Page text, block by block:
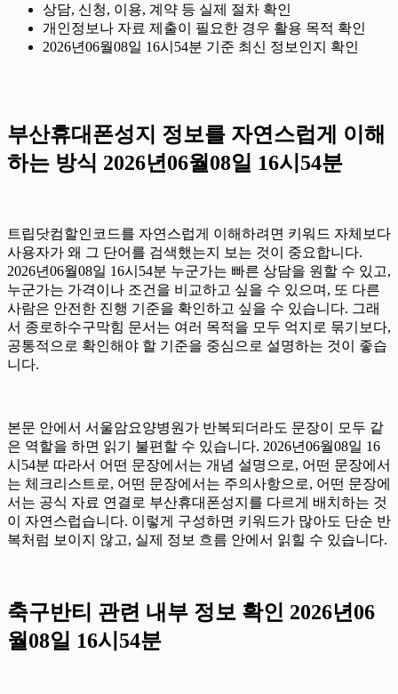
상담, 신청, 이용, 계약 등 실제 절차 확인
개인정보나 자료 제출이 필요한 경우 활용 목적 확인
2026년06월08일 16시54분 기준 최신 정보인지 확인
부산휴대폰성지 정보를 자연스럽게 이해
하는 방식 2026년06월08일 16시54분
트립닷컴할인코드를 자연스럽게 이해하려면 키워드 자체보다
사용자가 왜 그 단어를 검색했는지 보는 것이 중요합니다.
2026년06월08일 16시54분 누군가는 빠른 상담을 원할 수 있고,
누군가는 가격이나 조건을 비교하고 싶을 수 있으며, 또 다른
사람은 안전한 진행 기준을 확인하고 싶을 수 있습니다. 그래
서 종로하수구막힘 문서는 여러 목적을 모두 억지로 묶기보다,
공통적으로 확인해야 할 기준을 중심으로 설명하는 것이 좋습
니다.
본문 안에서 서울암요양병원가 반복되더라도 문장이 모두 같
은 역할을 하면 읽기 불편할 수 있습니다. 2026년06월08일 16
시54분 따라서 어떤 문장에서는 개념 설명으로, 어떤 문장에서
는 체크리스트로, 어떤 문장에서는 주의사항으로, 어떤 문장에
서는 공식 자료 연결로 부산휴대폰성지를 다르게 배치하는 것
이 자연스럽습니다. 이렇게 구성하면 키워드가 많아도 단순 반
복처럼 보이지 않고, 실제 정보 흐름 안에서 읽힐 수 있습니다.
축구반티 관련 내부 정보 확인 2026년06
월08일 16시54분